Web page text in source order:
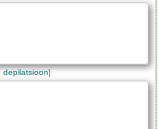
depilatsioon]